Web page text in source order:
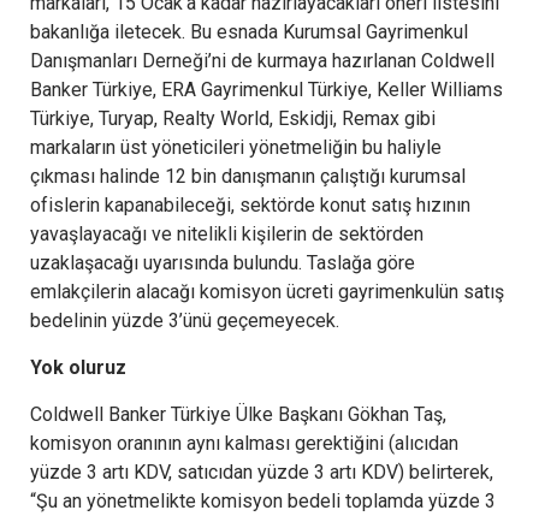
bakanlığa iletecek. Bu esnada Kurumsal Gayrimenkul
Danışmanları Derneği’ni de kurmaya hazırlanan Coldwell
Banker Türkiye, ERA Gayrimenkul Türkiye, Keller Williams
Türkiye, Turyap, Realty World, Eskidji, Remax gibi
markaların üst yöneticileri yönetmeliğin bu haliyle
çıkması halinde 12 bin danışmanın çalıştığı kurumsal
ofislerin kapanabileceği, sektörde konut satış hızının
yavaşlayacağı ve nitelikli kişilerin de sektörden
uzaklaşacağı uyarısında bulundu. Taslağa göre
emlakçilerin alacağı komisyon ücreti gayrimenkulün satış
bedelinin yüzde 3’ünü geçemeyecek.
Yok oluruz
Coldwell Banker Türkiye Ülke Başkanı Gökhan Taş,
komisyon oranının aynı kalması gerektiğini (alıcıdan
yüzde 3 artı KDV, satıcıdan yüzde 3 artı KDV) belirterek,
“Şu an yönetmelikte komisyon bedeli toplamda yüzde 3